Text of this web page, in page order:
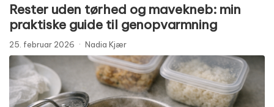
Rester uden tørhed og mavekneb: min
praktiske guide til genopvarmning
25. februar 2026 · Nadia Kjær